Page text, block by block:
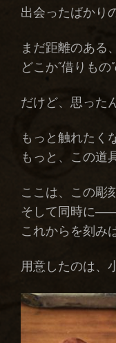
出会ったばかり
まだ距離のある、
どこか“借りもの
だけど、思った
もっと触れたく
もっと、この道
ここは、この彫
そして同時に
これからを刻み
用意したのは、